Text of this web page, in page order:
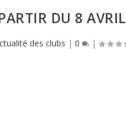
DU 8 AVRIL
des clubs | 0 |